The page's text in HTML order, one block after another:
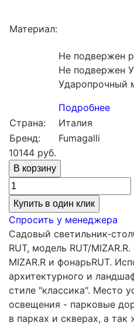
Материал:
Не подвержен
Не подвержен
Ударопрочный
Подробнее
Страна:
Италия
Бренд:
Fumagalli
10144 руб.
Купить в один клик
Спросить у менеджера
Садовый светильник-
RUT, модель RUT/
MIZAR.R и фонарьRUT.
архитектурного и
стиле "классика". Место
освещения - парковые
в парках и скверах, а